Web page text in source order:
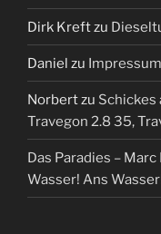
Dirk Kreftzu
Daniel zu Impressum
Norbertzu Schickes
Travegon 2.8 35,
Das Paradies –
Wasser! Ans